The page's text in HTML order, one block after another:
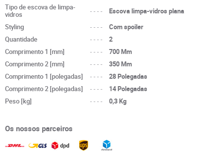
Tipo de escova de limpa-
vidros
----
Escova limpa-vidros plana
Styling
----
Com spoiler
Quantidade
----
2
Comprimento 1 [mm]
----
700 Mm
Comprimento 2 [mm]
----
350 Mm
Comprimento 1 [polegadas]
----
28 Polegadas
Comprimento 2 [polegadas]
----
14 Polegadas
Peso [kg]
---- 0,3 Kg
Os nossos parceiros